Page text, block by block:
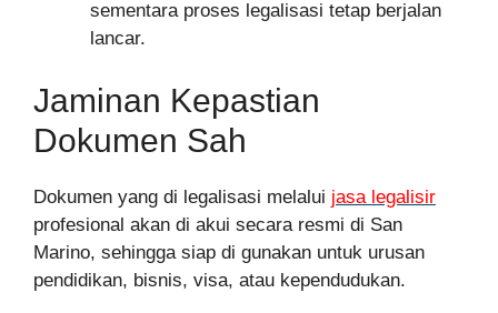
sementara proses legalisasi tetap berjalan
lancar.
Jaminan Kepastian
Dokumen Sah
Dokumen yang di legalisasi melalui jasa legalisir
profesional akan di akui secara resmi di San
Marino, sehingga siap di gunakan untuk urusan
pendidikan, bisnis, visa, atau kependudukan.